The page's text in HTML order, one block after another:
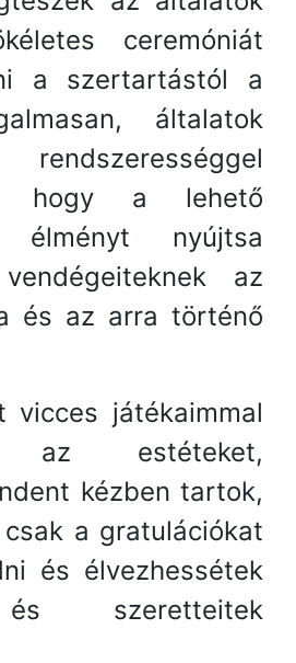
ceremóniát
a szertartástól a
általatok
rendszerességgel
hogy a lehető
élményt nyújtsa
az
és az arra történő
vicces játékaimmal
az estéteket,
kézben tartok,
a gratulációkat
és élvezhessétek
szeretteitek